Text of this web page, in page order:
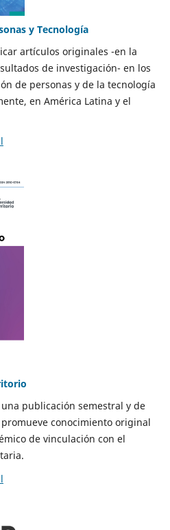
y Tecnología
artículos originales -en la
de investigación- en los
de personas y de la tecnología
en América Latina y el
publicación semestral y de
conocimiento original
de vinculación con el